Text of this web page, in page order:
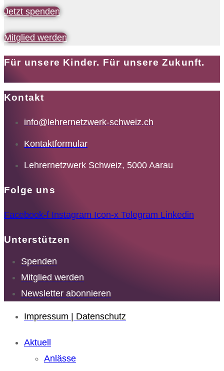
Jetzt spenden
Mitglied werden
Für unsere Kinder. Für unsere Zukunft.
Kontakt
info@lehrernetzwerk-schweiz.ch
Kontaktformular
Lehrernetzwerk Schweiz, 5000 Aarau
Folge uns
Facebook-f Instagram Icon-x Telegram Linkedin
Unterstützen
Spenden
Mitglied werden
Newsletter abonnieren
Impressum | Datenschutz
Aktuell
Anlässe